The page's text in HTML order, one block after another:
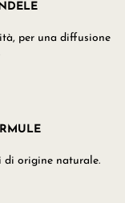
per una diffusione
di origine naturale.